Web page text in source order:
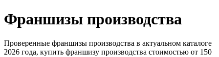
Франшизы производства
Проверенные франшизы производства в актуальном каталоге
2026 года, купить франшизу производства стоимостью от 150